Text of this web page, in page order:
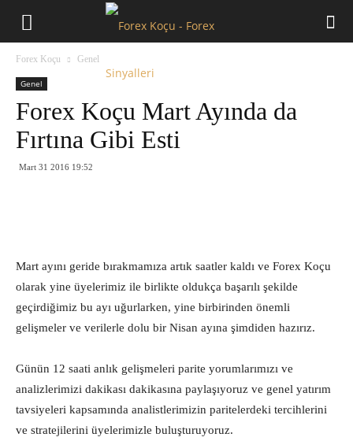
Forex Koçu Genel
Genel
Forex Koçu Mart Ayında da
Fırtına Gibi Esti
Mart 31 2016 19:52
Mart ayını geride bırakmamıza artık saatler kaldı ve Forex Koçu
olarak yine üyelerimiz ile birlikte oldukça başarılı şekilde
geçirdiğimiz bu ayı uğurlarken, yine birbirinden önemli
gelişmeler ve verilerle dolu bir Nisan ayına şimdiden hazırız.
Günün 12 saati anlık gelişmeleri parite yorumlarımızı ve
analizlerimizi dakikası dakikasına paylaşıyoruz ve genel yatırım
tavsiyeleri kapsamında analistlerimizin paritelerdeki tercihlerini
ve stratejilerini üyelerimizle buluşturuyoruz.